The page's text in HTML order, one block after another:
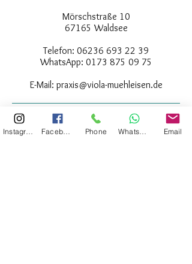
Anfahrt und Wegbeschreibung
Mörschstraße 10
67165 Waldsee
Telefon: 06236 693 22 39
WhatsApp: 0173 875 09 75
E-Mail: praxis@viola-muehleisen.de
Phone Email